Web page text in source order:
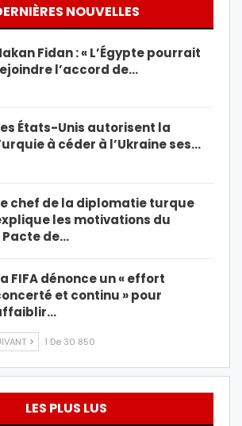
NOUVELLES
Fidan : « L’Égypte pourrait
l’accord de…
États-Unis autorisent la
à céder à l’Ukraine ses…
chef de la diplomatie turque
les motivations du
Pacte de…
FIFA dénonce un « effort
et continu » pour
1 De 30 850
LES PLUS LUS